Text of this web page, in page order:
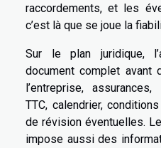
raccordements, et les
c’est là que se joue la
Sur le plan juridique,
document complet avant
l’entreprise,
TTC, calendrier,
de révision éventuelles.
impose aussi des